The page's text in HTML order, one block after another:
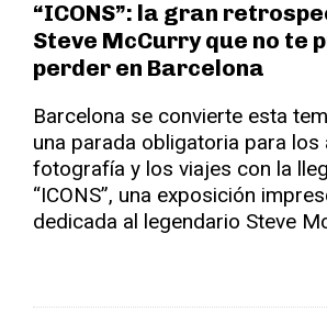
“ICONS”: la gran
Steve McCurry que no te
perder en Barcelona
Barcelona se convierte esta
una parada obligatoria para los
fotografía y los viajes con la
“ICONS”, una exposición
dedicada al legendario Steve